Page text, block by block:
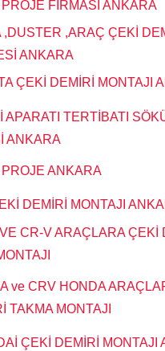
FİRMASI ANKARA
,DUSTER ,ARAÇ ÇEKİ
ANKARA
ÇEKİ DEMİRİ MONTAJI
APARATI TERTİBATI
ANKARA
ANKARA
DEMİRİ MONTAJI
CR-V ARAÇLARA ÇEKİ
ve CRV HONDA
TAKMA MONTAJI
ÇEKİ DEMİRİ MONTAJI